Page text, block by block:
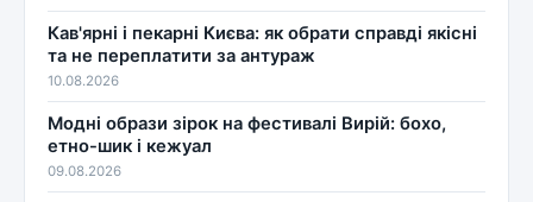
Кав'ярні і пекарні Києва: як обрати справді якісні
та не переплатити за антураж
10.08.2026
Модні образи зірок на фестивалі Вирій: бохо,
етно-шик і кежуал
09.08.2026